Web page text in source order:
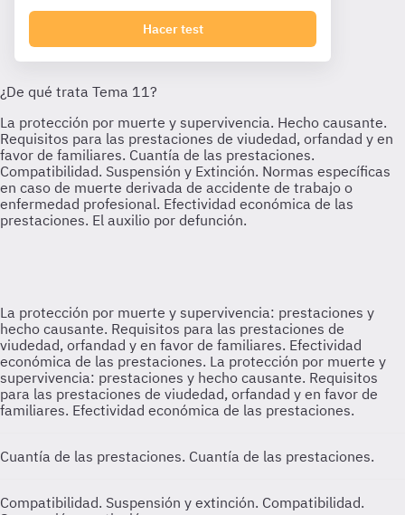
Hacer test
La protección por muerte y supervivencia: prestaciones y
hecho causante. Requisitos para las prestaciones de
viudedad, orfandad y en favor de familiares. Efectividad
económica de las prestaciones. La protección por muerte y
supervivencia: prestaciones y hecho causante. Requisitos
para las prestaciones de viudedad, orfandad y en favor de
familiares. Efectividad económica de las prestaciones.
Cuantía de las prestaciones. Cuantía de las prestaciones.
Compatibilidad. Suspensión y extinción. Compatibilidad.